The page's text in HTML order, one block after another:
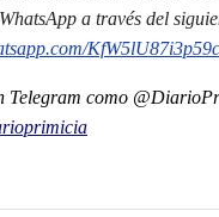
a través del
Telegram como